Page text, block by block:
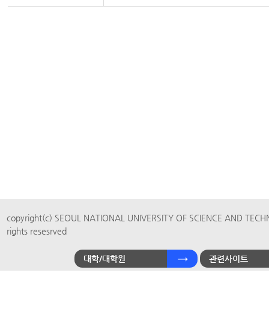
copyright(c) SEOUL NATIONAL UNIVERSITY OF SCIENCE AND
rights resesrved
대학/대학원 관련사이트